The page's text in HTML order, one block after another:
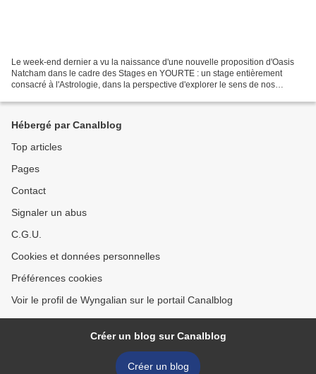
Le week-end dernier a vu la naissance d'une nouvelle proposition d'Oasis
Natcham dans le cadre des Stages en YOURTE : un stage entièrement
consacré à l'Astrologie, dans la perspective d'explorer le sens de nos
Hébergé par Canalblog
Top articles
Pages
Contact
Signaler un abus
C.G.U.
Cookies et données personnelles
Préférences cookies
Voir le profil de Wyngalian sur le portail Canalblog
Créer un blog sur Canalblog
Créer un blog